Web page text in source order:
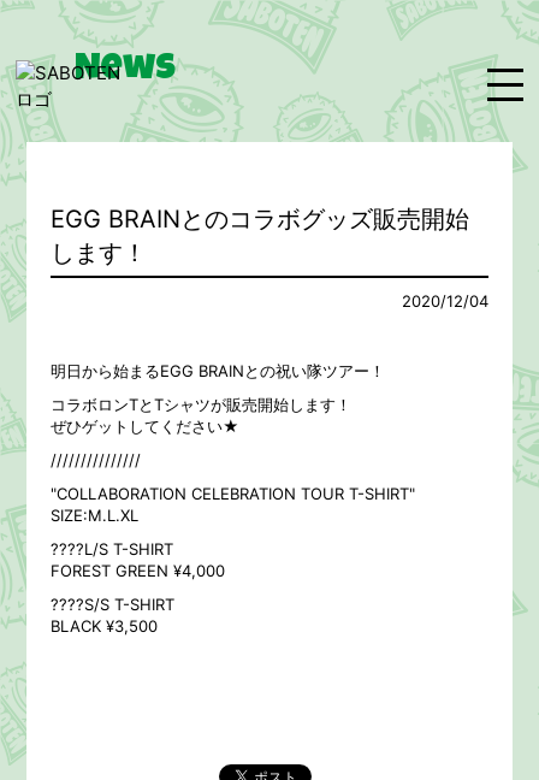
Bio Media Disco
Contact
News
EGG BRAINとのコラボグッズ販売開始
します！
2020/12/04
明日から始まるEGG BRAINとの祝い隊ツアー！
コラボロンTとTシャツが販売開始します！
ぜひゲットしてください★
///////////////
"COLLABORATION CELEBRATION TOUR T-SHIRT"
SIZE:M.L.XL
????L/S T-SHIRT
FOREST GREEN ¥4,000
????S/S T-SHIRT
BLACK ¥3,500